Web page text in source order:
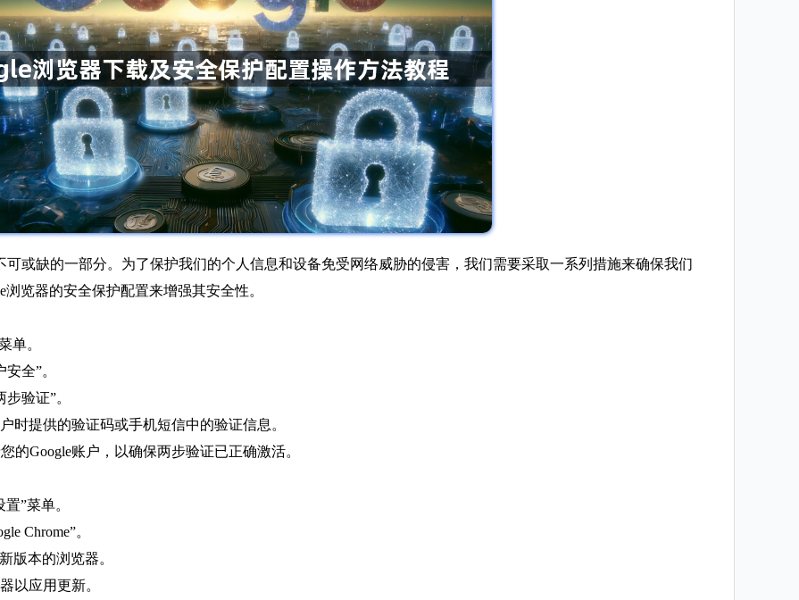
或缺的一部分。为了保护我们的个人信息和设备免受网络威胁的侵害，我们需要采取一系列措施来确保我们
览器的安全保护配置来增强其安全性。
单。
全”。
验证”。
时提供的验证码或手机短信中的验证信息。
的Google账户，以确保两步验证已正确激活。
”菜单。
Chrome”。
版本的浏览器。
以应用更新。